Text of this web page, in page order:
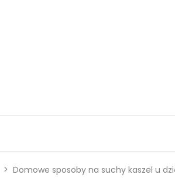
Domowe sposoby na suchy kaszel u